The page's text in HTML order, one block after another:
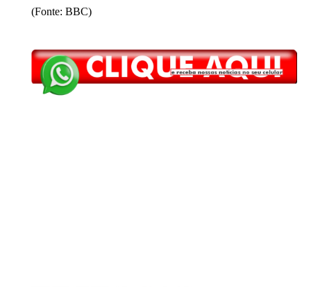
(Fonte: BBC)